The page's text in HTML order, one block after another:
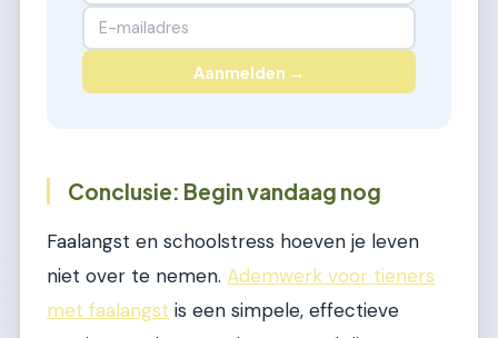
Aanmelden →
Conclusie: Begin vandaag nog
Faalangst en schoolstress hoeven je leven
niet over te nemen. Ademwerk voor tieners
met faalangst is een simpele, effectieve